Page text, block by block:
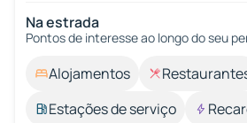
Na estrada
Pontos de interesse ao longo do seu
Alojamentos
Estações de serviço